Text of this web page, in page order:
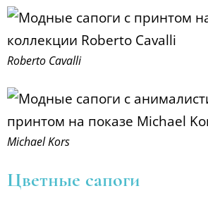
Roberto Cavalli
Michael Kors
Цветные сапоги